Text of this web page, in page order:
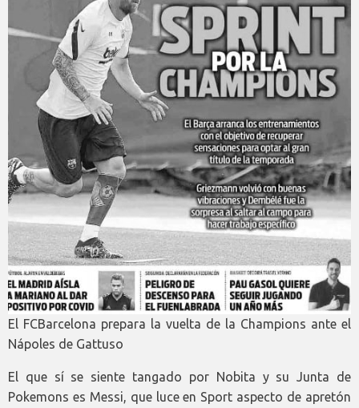
El FCBarcelona prepara la vuelta de la Champions ante el
Nápoles de Gattuso
El que sí se siente tangado por Nobita y su Junta de
Pokemons es Messi, que luce en Sport aspecto de apretón